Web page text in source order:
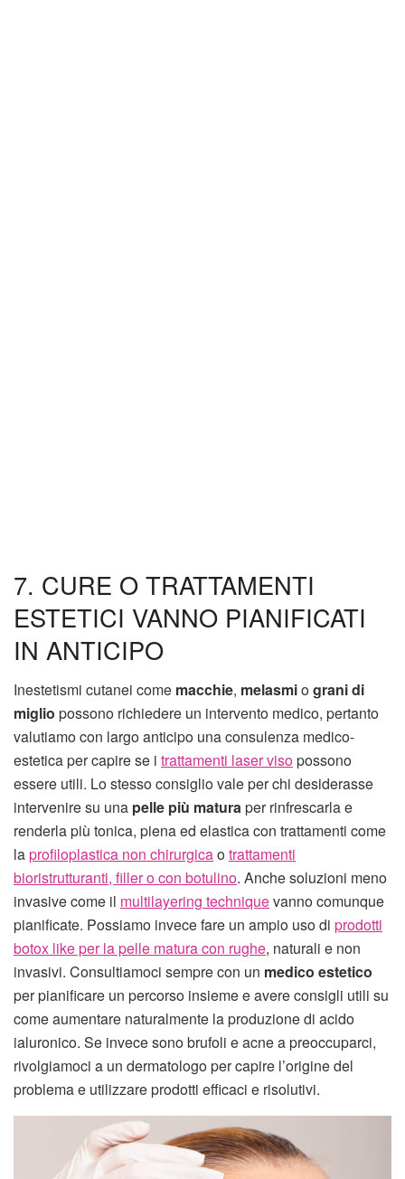
7. CURE O TRATTAMENTI
ESTETICI VANNO PIANIFICATI
IN ANTICIPO
Inestetismi cutanei come macchie, melasmiograni di
miglio possono richiedere un intervento medico, pertanto
valutiamo con largo anticipo una consulenza medico-
estetica per capire se i trattamenti laser visopossono
essere utili. Lo stesso consiglio vale per chi desiderasse
intervenire su una pelle più maturaper rinfrescarla e
renderla più tonica, piena ed elastica con trattamenti come
laprofiloplastica non chirurgicaotrattamenti
bioristrutturanti, filler o con botulino. Anche soluzioni meno
invasive come il multilayering techniquevanno comunque
pianificate. Possiamo invece fare un ampio uso di prodotti
botox like per la pelle matura con rughe, naturali e non
invasivi. Consultiamoci sempre con un medico estetico
per pianificare un percorso insieme e avere consigli utili su
come aumentare naturalmente la produzione di acido
ialuronico. Se invece sono brufoli e acne a preoccuparci,
rivolgiamoci a un dermatologo per capire l’origine del
problema e utilizzare prodotti efficaci e risolutivi.